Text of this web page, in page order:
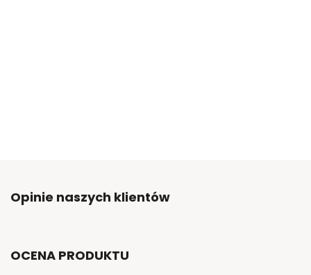
Opinie naszych klientów
OCENA PRODUKTU